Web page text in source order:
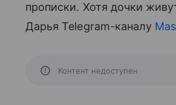
прописки. Хотя дочки
Дарья Telegram-каналу
Контент недоступен